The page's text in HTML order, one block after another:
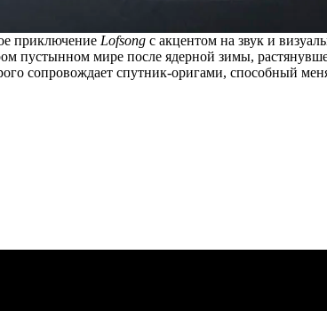
приключение Lofsong с акцентом на звук и
пустынном мире после ядерной зимы,
сопровождает спутник-оригами, способный